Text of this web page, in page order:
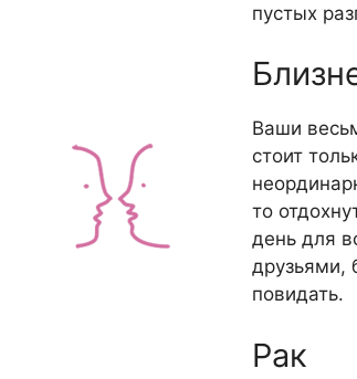
пустых
Ваши
стоит
то
день для
друзьями,
повидать.
Рак